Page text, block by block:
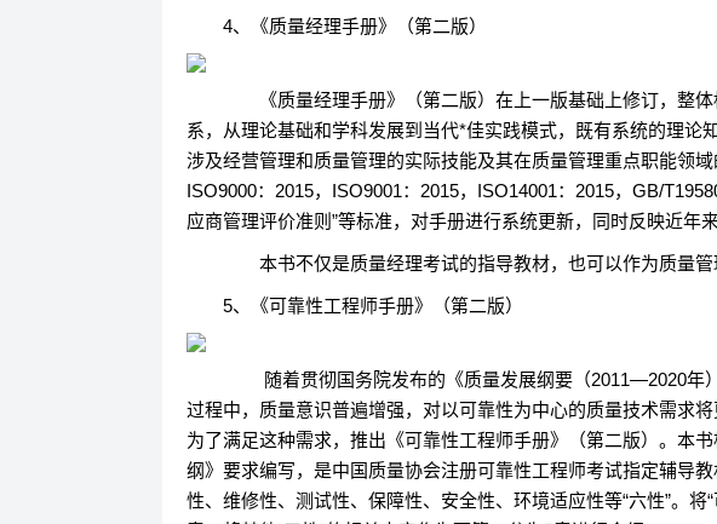
4、《质量经理手册》（第二版）
《质量经理手册》（第二版）在上一版基础上修订，整体
系，从理论基础和学科发展到当代*佳实践模式，既有系统的理论
涉及经营管理和质量管理的实际技能及其在质量管理重点职能领
ISO9000：2015，ISO9001：2015，ISO14001：2015，GB/
应商管理评价准则”等标准，对手册进行系统更新，同时反映近年
本书不仅是质量经理考试的指导教材，也可以作为质量管
5、《可靠性工程师手册》（第二版）
随着贯彻国务院发布的《质量发展纲要（2011—2020年）
过程中，质量意识普遍增强，对以可靠性为中心的质量技术需求
为了满足这种需求，推出《可靠性工程师手册》（第二版）。本
纲》要求编写，是中国质量协会注册可靠性工程师考试指定辅导
性、维修性、测试性、保障性、安全性、环境适应性等“六性”。